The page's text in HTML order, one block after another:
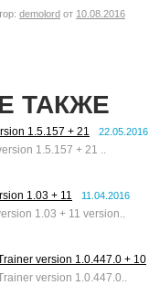
demolord от 10.08.2016
ТАКЖЕ
1.5.157 + 21 22.05.2016
1.5.157 + 21 ..
1.03 + 11 11.04.2016
1.03 + 11 version..
version 1.0.447.0 + 10
version 1.0.447.0..